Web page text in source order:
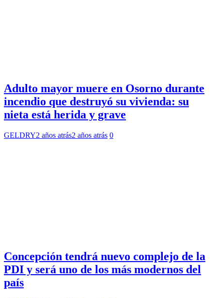
Adulto mayor muere en Osorno durante
incendio que destruyó su vivienda: su
nieta está herida y grave
GELDRY2 años atrás2 años atrás 0
Concepción tendrá nuevo complejo de la
PDI y será uno de los más modernos del
país